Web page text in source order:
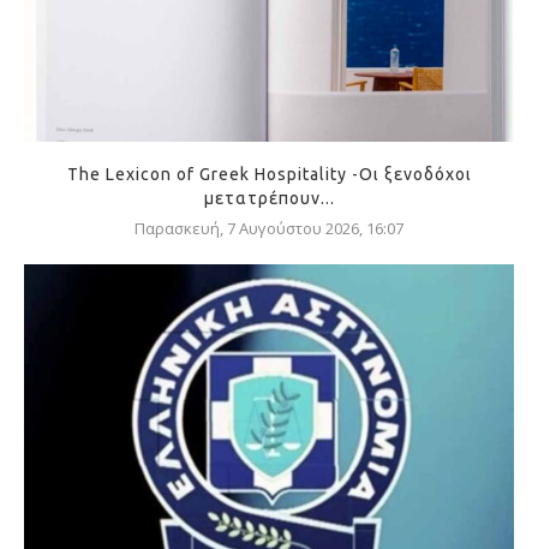
The Lexicon of Greek Hospitality -Οι ξενοδόχοι
μετατρέπουν...
Παρασκευή, 7 Αυγούστου 2026, 16:07